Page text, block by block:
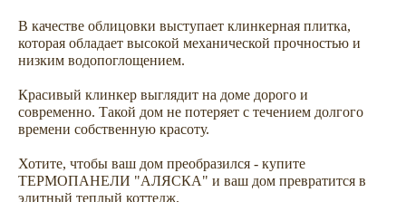
В качестве облицовки выступает клинкерная плитка,
которая обладает высокой механической прочностью и
низким водопоглощением.
Красивый клинкер выглядит на доме дорого и
современно. Такой дом не потеряет с течением долгого
времени собственную красоту.
Хотите, чтобы ваш дом преобразился - купите
ТЕРМОПАНЕЛИ "АЛЯСКА" и ваш дом превратится в
элитный теплый коттедж.